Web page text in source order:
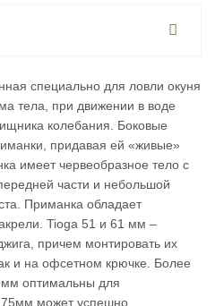
специально для ловли окуня
тела, при движении в воде
колебания. Боковые
придавая ей «живые»
имеет червеобразное тело с
части и небольшой
Приманка обладает
Tioga 51 и 61 мм –
причем монтировать их
и на офсетном крючке. Более
оптимальны для
75мм может успешно